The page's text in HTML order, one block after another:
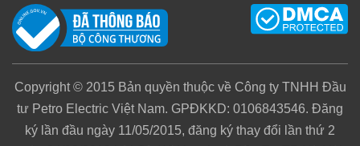
Hệ thống cảm biến thông minh, di chuyển
mượt mà
Để đảm bảo khả năng vận hành ổn định và tránh các
tình huống va chạm, robot hút bụi lau nhà Roborock
Qrevo EdgeT được tích hợp các cảm biến thông
Copyright © 2015 Bản quyền thuộc về Công ty TNHH Đầu
tư Petro Electric Việt Nam. GPĐKKD: 0106843546. Đăng
ký lần đầu ngày 11/05/2015, đăng ký thay đổi lần thứ 2